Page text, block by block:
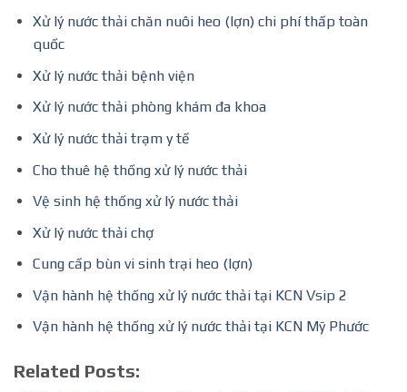
Xử lý nước thải chăn nuôi heo (lợn) chi phí thấp toàn
quốc
Xử lý nước thải bệnh viện
Xử lý nước thải phòng khám đa khoa
Xử lý nước thải trạm y tế
Cho thuê hệ thống xử lý nước thải
Vệ sinh hệ thống xử lý nước thải
Xử lý nước thải chợ
Cung cấp bùn vi sinh trại heo (lợn)
Vận hành hệ thống xử lý nước thải tại KCN Vsip 2
Vận hành hệ thống xử lý nước thải tại KCN Mỹ Phước
Related Posts: